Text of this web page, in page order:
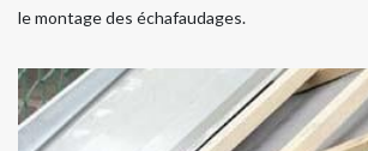
le montage des échafaudages.